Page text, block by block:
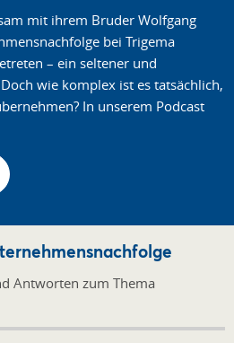
mit ihrem Bruder Wolfgang
bei Trigema
– ein seltener und
wie komplex ist es tatsächlich,
In unserem Podcast
Antworten zum Thema